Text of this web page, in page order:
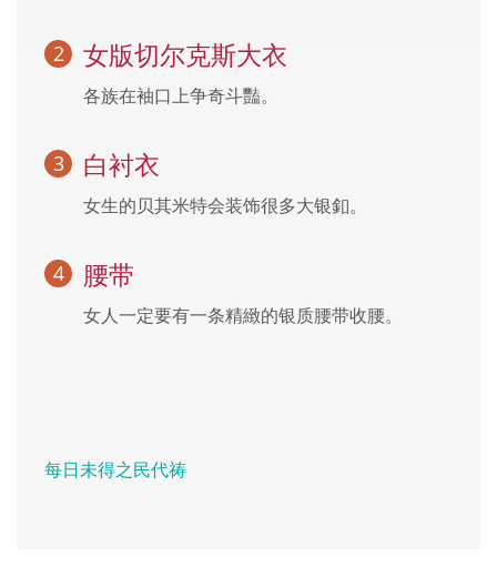
女版切尔克斯大衣
各族在袖口上争奇斗豔。
白衬衣
女生的贝其米特会装饰很多大银釦。
腰带
女人一定要有一条精緻的银质腰带收腰。
每日未得之民代祷